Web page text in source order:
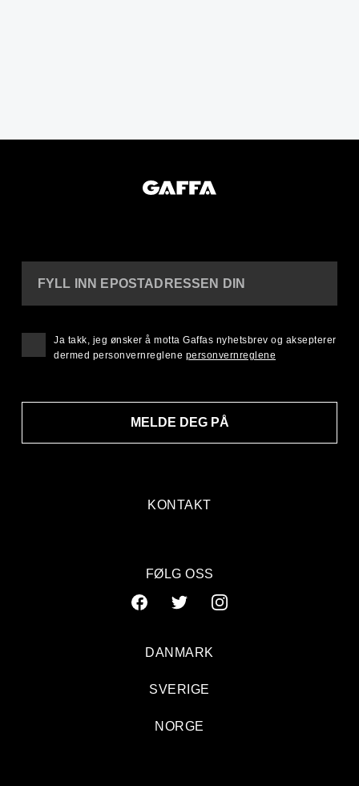
KONTAKT
FYLL INN EPOSTADRESSEN DIN
MELDE DEG PÅ
Ja takk, jeg ønsker å motta Gaffas nyhetsbrev og aksepterer
dermed personvernreglene personvernreglene
FØLG OSS
DANMARK
SVERIGE
NORGE